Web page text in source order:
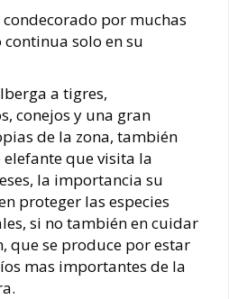
por muchas
solo en su
a tigres,
conejos y una gran
de la zona, también
que visita la
la importancia su
proteger las especies
si no también en cuidar
que se produce por estar
mas importantes de la